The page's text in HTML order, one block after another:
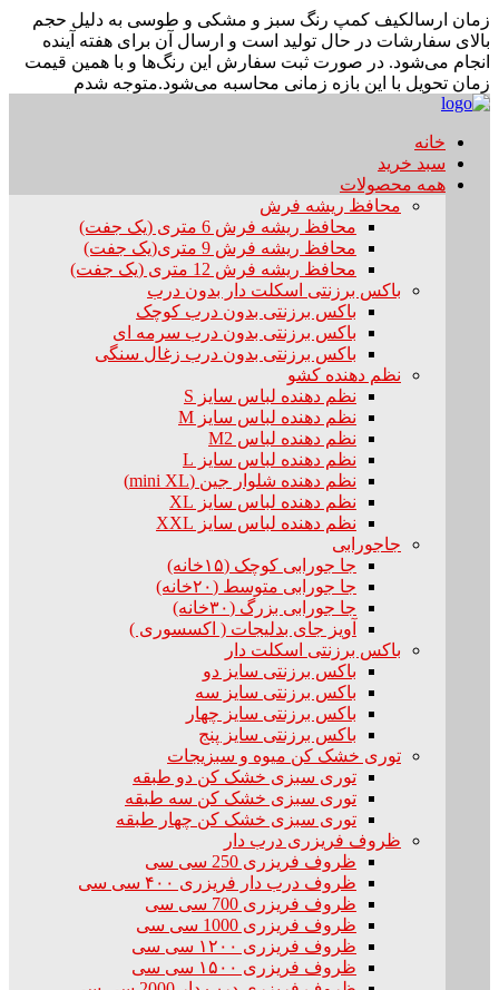
زمان ارسالکیف کمپ رنگ سبز و مشکی و طوسی به دلیل حجم
بالای سفارشات در حال تولید است و ارسال آن برای هفته آینده
انجام می‌شود. در صورت ثبت سفارش این رنگ‌ها و با همین قیمت
زمان تحویل با این بازه زمانی محاسبه می‌شود.متوجه شدم
خانه
سبد خرید
همه محصولات
محافظ ریشه فرش
محافظ ریشه فرش 6 متری (یک جفت)
محافظ ریشه فرش 9 متری(یک جفت)
محافظ ریشه فرش 12 متری (یک جفت)
باکس برزنتی اسکلت دار بدون درب
باکس برزنتی بدون درب کوچک
باکس برزنتی بدون درب سرمه ای
باکس برزنتی بدون درب زغال سنگی
نظم دهنده کشو
نظم دهنده لباس سایز S
نظم دهنده لباس سایز M
نظم دهنده لباس M2
نظم دهنده لباس سایز L
نظم دهنده شلوار جین (mini XL)
نظم دهنده لباس سایز XL
نظم دهنده لباس سایز XXL
جاجورابی
جا جورابی کوچک (۱۵خانه)
جا جورابی متوسط (۲۰خانه)
جا جورابی بزرگ (۳۰خانه)
آویز جای بدلیجات ( اکسسوری )
باکس برزنتی اسکلت دار
باکس برزنتی سایز دو
باکس برزنتی سایز سه
باکس برزنتی سایز چهار
باکس برزنتی سایز پنج
توری خشک کن میوه و سبزیجات
توری سبزی خشک کن دو طبقه
توری سبزی خشک کن سه طبقه
توری سبزی خشک کن چهار طبقه
ظروف فریزری درب دار
ظروف فریزری 250 سی سی
ظروف درب دار فریزری ۴۰۰ سی سی
ظروف فریزری 700 سی سی
ظروف فریزری 1000 سی سی
ظروف فریزری ۱۲۰۰ سی سی
ظروف فریزری ۱۵۰۰ سی سی